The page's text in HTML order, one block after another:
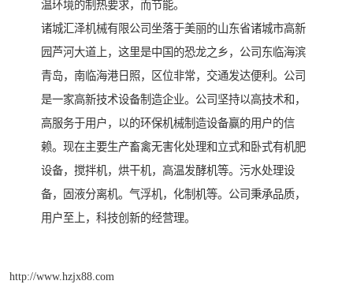
温环境的制热要求，而节能。
诸城汇泽机械有限公司坐落于美丽的山东省诸城市高新
园芦河大道上，这里是中国的恐龙之乡，公司东临海滨
青岛，南临海港日照，区位非常，交通发达便利。公司
是一家高新技术设备制造企业。公司坚持以高技术和，
高服务于用户，以的环保机械制造设备赢的用户的信
赖。现在主要生产畜禽无害化处理和立式和卧式有机肥
设备，搅拌机，烘干机，高温发酵机等。污水处理设
备，固液分离机。气浮机，化制机等。公司秉承品质，
用户至上，科技创新的经营理。
http://www.hzjx88.com